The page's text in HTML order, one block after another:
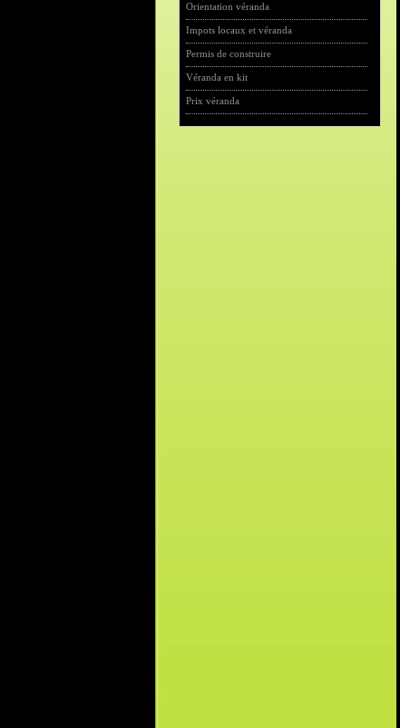
Orientation véranda
Impots locaux et véranda
Permis de construire
Véranda en kit
Prix véranda